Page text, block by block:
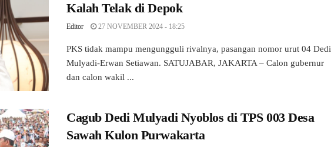
Kalah Telak di Depok
Editor 27 NOVEMBER 2024 - 18:25
PKS tidak mampu mengungguli rivalnya, pasangan nomor urut 04 Dedi
Mulyadi-Erwan Setiawan. SATUJABAR, JAKARTA – Calon gubernur
dan calon wakil ...
Cagub Dedi Mulyadi Nyoblos di TPS 003 Desa
Sawah Kulon Purwakarta